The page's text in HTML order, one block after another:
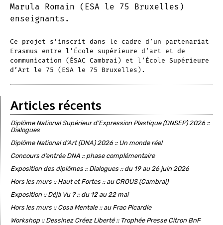
Marula Romain (ESA le 75 Bruxelles)
enseignants.
Ce projet s’inscrit dans le cadre d’un partenariat
Erasmus entre l’École supérieure d’art et de
communication (ÉSAC Cambrai) et l’École Supérieure
d’Art le 75 (ESA le 75 Bruxelles).
Articles récents
Diplôme National Supérieur d’Expression Plastique (DNSEP) 2026 ::
Dialogues
Diplôme National d’Art (DNA) 2026 :: Un monde réel
Concours d’entrée DNA :: phase complémentaire
Exposition des diplômes :: Dialogues :: du 19 au 26 juin 2026
Hors les murs :: Haut et Fortes :: au CROUS (Cambrai)
Exposition :: Déjà Vu ? :: du 12 au 22 mai
Hors les murs :: Cosa Mentale :: au Frac Picardie
Workshop :: Dessinez Créez Liberté :: Trophée Presse Citron BnF